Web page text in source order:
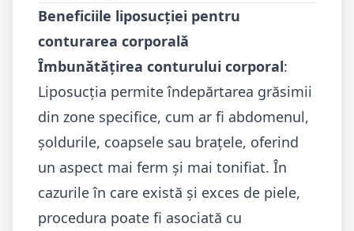
Beneficiile liposucției pentru
conturarea corporală
Îmbunătățirea conturului corporal:
Liposucția permite îndepărtarea grăsimii
din zone specifice, cum ar fi abdomenul,
șoldurile, coapsele sau brațele, oferind
un aspect mai ferm și mai tonifiat. În
cazurile în care există și exces de piele,
procedura poate fi asociată cu